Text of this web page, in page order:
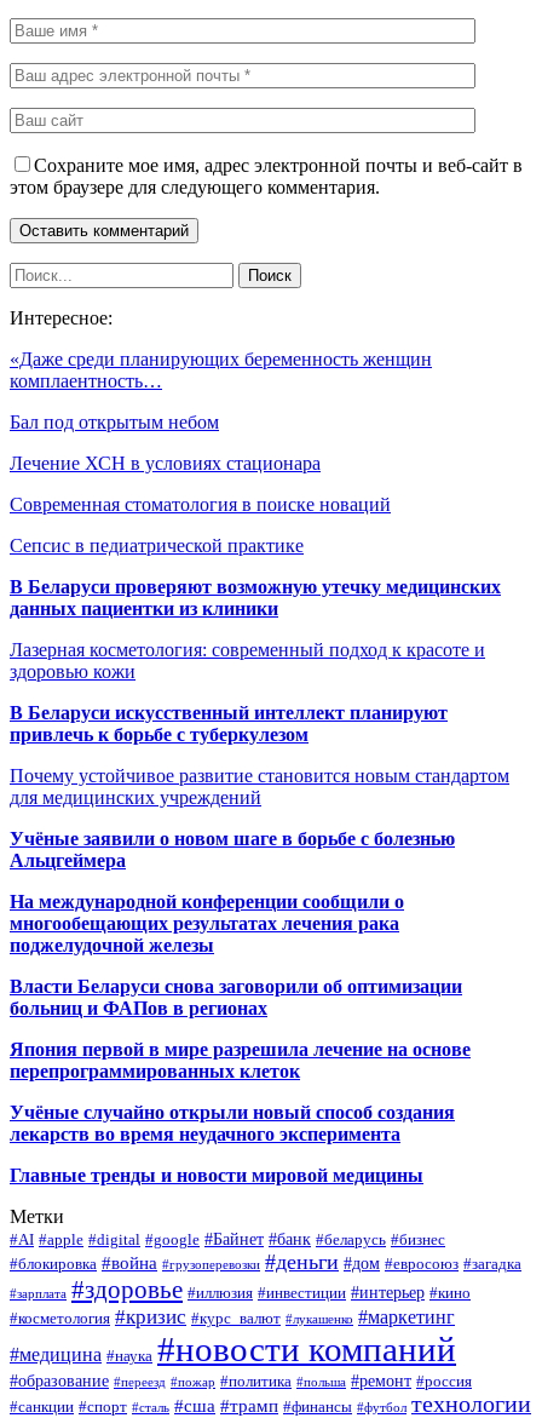
Сохраните мое имя, адрес электронной почты и веб-сайт в
этом браузере для следующего комментария.
Интересное:
«Даже среди планирующих беременность женщин
комплаентность…
Бал под открытым небом
Лечение ХСН в условиях стационара
Современная стоматология в поиске новаций
Сепсис в педиатрической практике
В Беларуси проверяют возможную утечку медицинских
данных пациентки из клиники
Лазерная косметология: современный подход к красоте и
здоровью кожи
В Беларуси искусственный интеллект планируют
привлечь к борьбе с туберкулезом
Почему устойчивое развитие становится новым стандартом
для медицинских учреждений
Учёные заявили о новом шаге в борьбе с болезнью
Альцгеймера
На международной конференции сообщили о
многообещающих результатах лечения рака
поджелудочной железы
Власти Беларуси снова заговорили об оптимизации
больниц и ФАПов в регионах
Япония первой в мире разрешила лечение на основе
перепрограммированных клеток
Учёные случайно открыли новый способ создания
лекарств во время неудачного эксперимента
Главные тренды и новости мировой медицины
Метки
#AI #apple #digital #google #Байнет #банк #беларусь #бизнес
#блокировка #война #грузоперевозки #деньги #дом #евросоюз #загадка
#зарплата #здоровье #иллюзия #инвестиции #интерьер #кино
#косметология #кризис #курс_валют #лукашенко #маркетинг
#медицина #наука #новости компаний
#образование #переезд #пожар #политика #польша #ремонт #россия
#санкции #спорт #сталь #сша #трамп #финансы #футбол технологии